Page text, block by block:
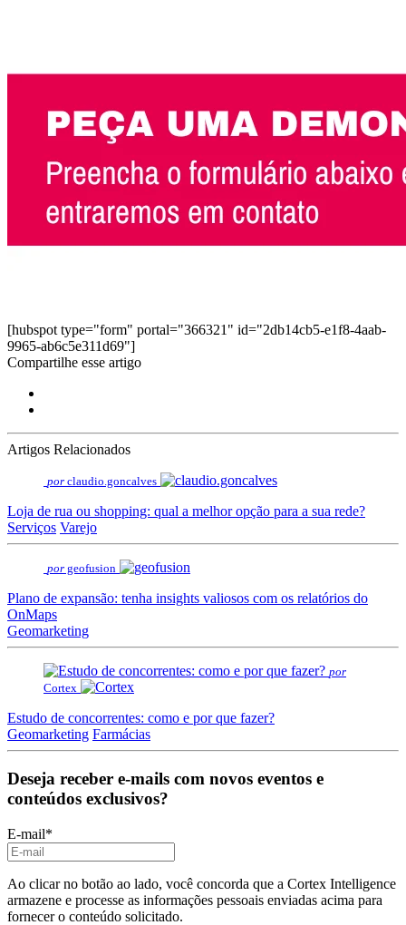
[hubspot type="form" portal="366321" id="2db14cb5-e1f8-4aab-
9965-ab6c5e311d69"]
Compartilhe esse artigo
Artigos Relacionados
por claudio.goncalves
Loja de rua ou shopping: qual a melhor opção para a sua rede?
Serviços Varejo
por geofusion
Plano de expansão: tenha insights valiosos com os relatórios do
OnMaps
Geomarketing
por
Cortex
Estudo de concorrentes: como e por que fazer?
Geomarketing Farmácias
Deseja receber e-mails com novos eventos e
conteúdos exclusivos?
E-mail*
Ao clicar no botão ao lado, você concorda que a Cortex Intelligence
armazene e processe as informações pessoais enviadas acima para
fornecer o conteúdo solicitado.